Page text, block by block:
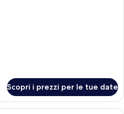
Scopri i prezzi per le tue date
Un soggiorno moderno con una TV